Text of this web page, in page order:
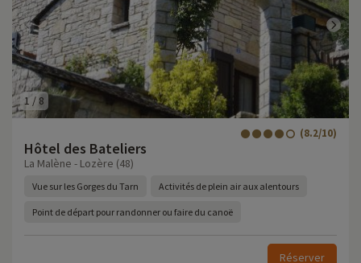
1 /8
Hôtel des Bateliers
(8.2/10)
La Malène - Lozère (48)
Vue sur les Gorges du Tarn Activités de plein air aux alentours
Point de départ pour randonner ou faire du canoë
Réserver